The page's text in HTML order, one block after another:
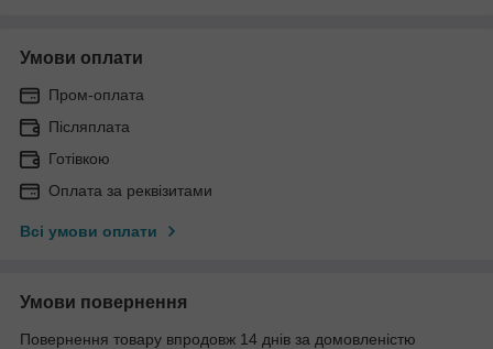
Умови оплати
Пром-оплата
Післяплата
Готівкою
Оплата за реквізитами
Всі умови оплати
Умови повернення
Повернення товару впродовж 14 днів за домовленістю